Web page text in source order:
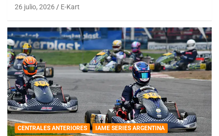
26 julio, 2026 E-Kart
CENTRALES ANTERIORES
IAME SERIES ARGENTINA